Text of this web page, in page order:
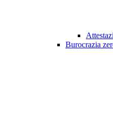
Burocrazia